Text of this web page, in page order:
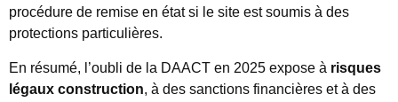
procédure de remise en état si le site est soumis à des
protections particulières.
En résumé, l’oubli de la DAACT en 2025 expose à risques
légaux construction, à des sanctions financières et à des